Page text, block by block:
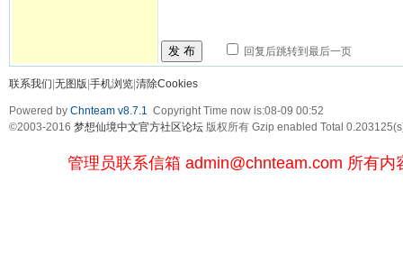
发 布 回复后跳转到最后一页
联系我们 无图版 手机浏览 清除Cookies
Powered by Chnteam v8.7.1 Copyright Time now is:08-09 00:52
©2003-2016 梦想仙境中文官方社区论坛 版权所有 Gzip enabled Total
管理员联系信箱 admin@chnteam.com 所有内